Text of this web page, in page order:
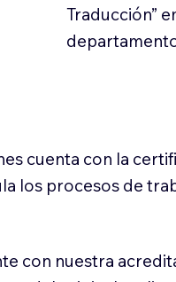
Traducción”
cuenta con la
los procesos de
con nuestra